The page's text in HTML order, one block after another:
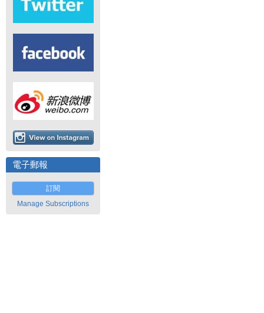
電子郵報
訂閱
Manage Subscriptions